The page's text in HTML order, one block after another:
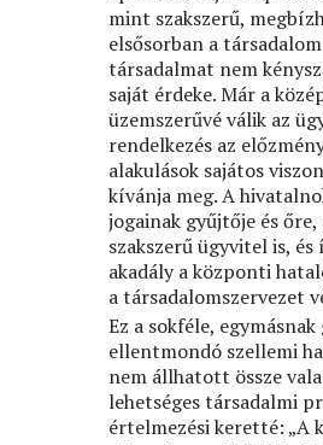
mint szakszerű,
elsősorban a
társadalmat nem
saját érdeke. Már a
üzemszerűvé válik az
rendelkezés az
alakulások sajátos
kívánja meg. A
jogainak gyűjtője és
szakszerű ügyvitel is,
akadály a központi
a társadalomszervezet
Ez a sokféle,
ellentmondó szellemi
nem állhatott össze
lehetséges társadalmi
értelmezési keretté: „A